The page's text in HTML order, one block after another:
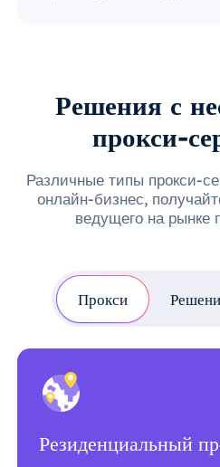
Решения с
прокси-
Различные типы прокси-
онлайн-бизнес,
ведущего на рынке
Прокси
Резиденциальный